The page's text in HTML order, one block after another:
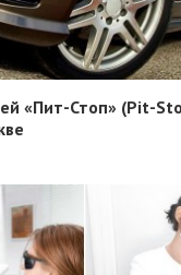
«Пит-Стоп» (Pit-